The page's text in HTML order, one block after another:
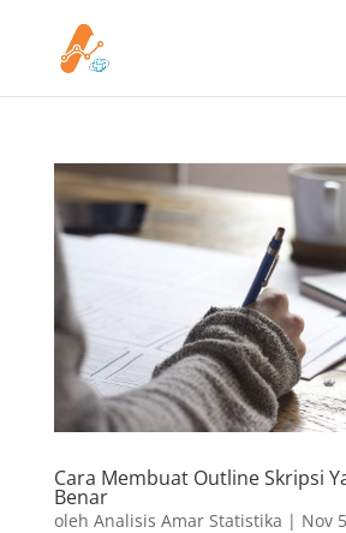
Cara Membuat Outline Skripsi
Benar
oleh Analisis Amar Statistika | Nov